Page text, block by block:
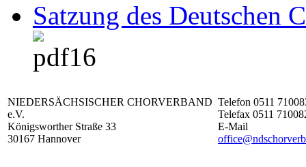
Satzung des Deutschen
NIEDERSÄCHSISCHER CHORVERBAND
e.V.
Königsworther Straße 33
30167 Hannover
Telefon 0511
Telefax 0511
E-Mail